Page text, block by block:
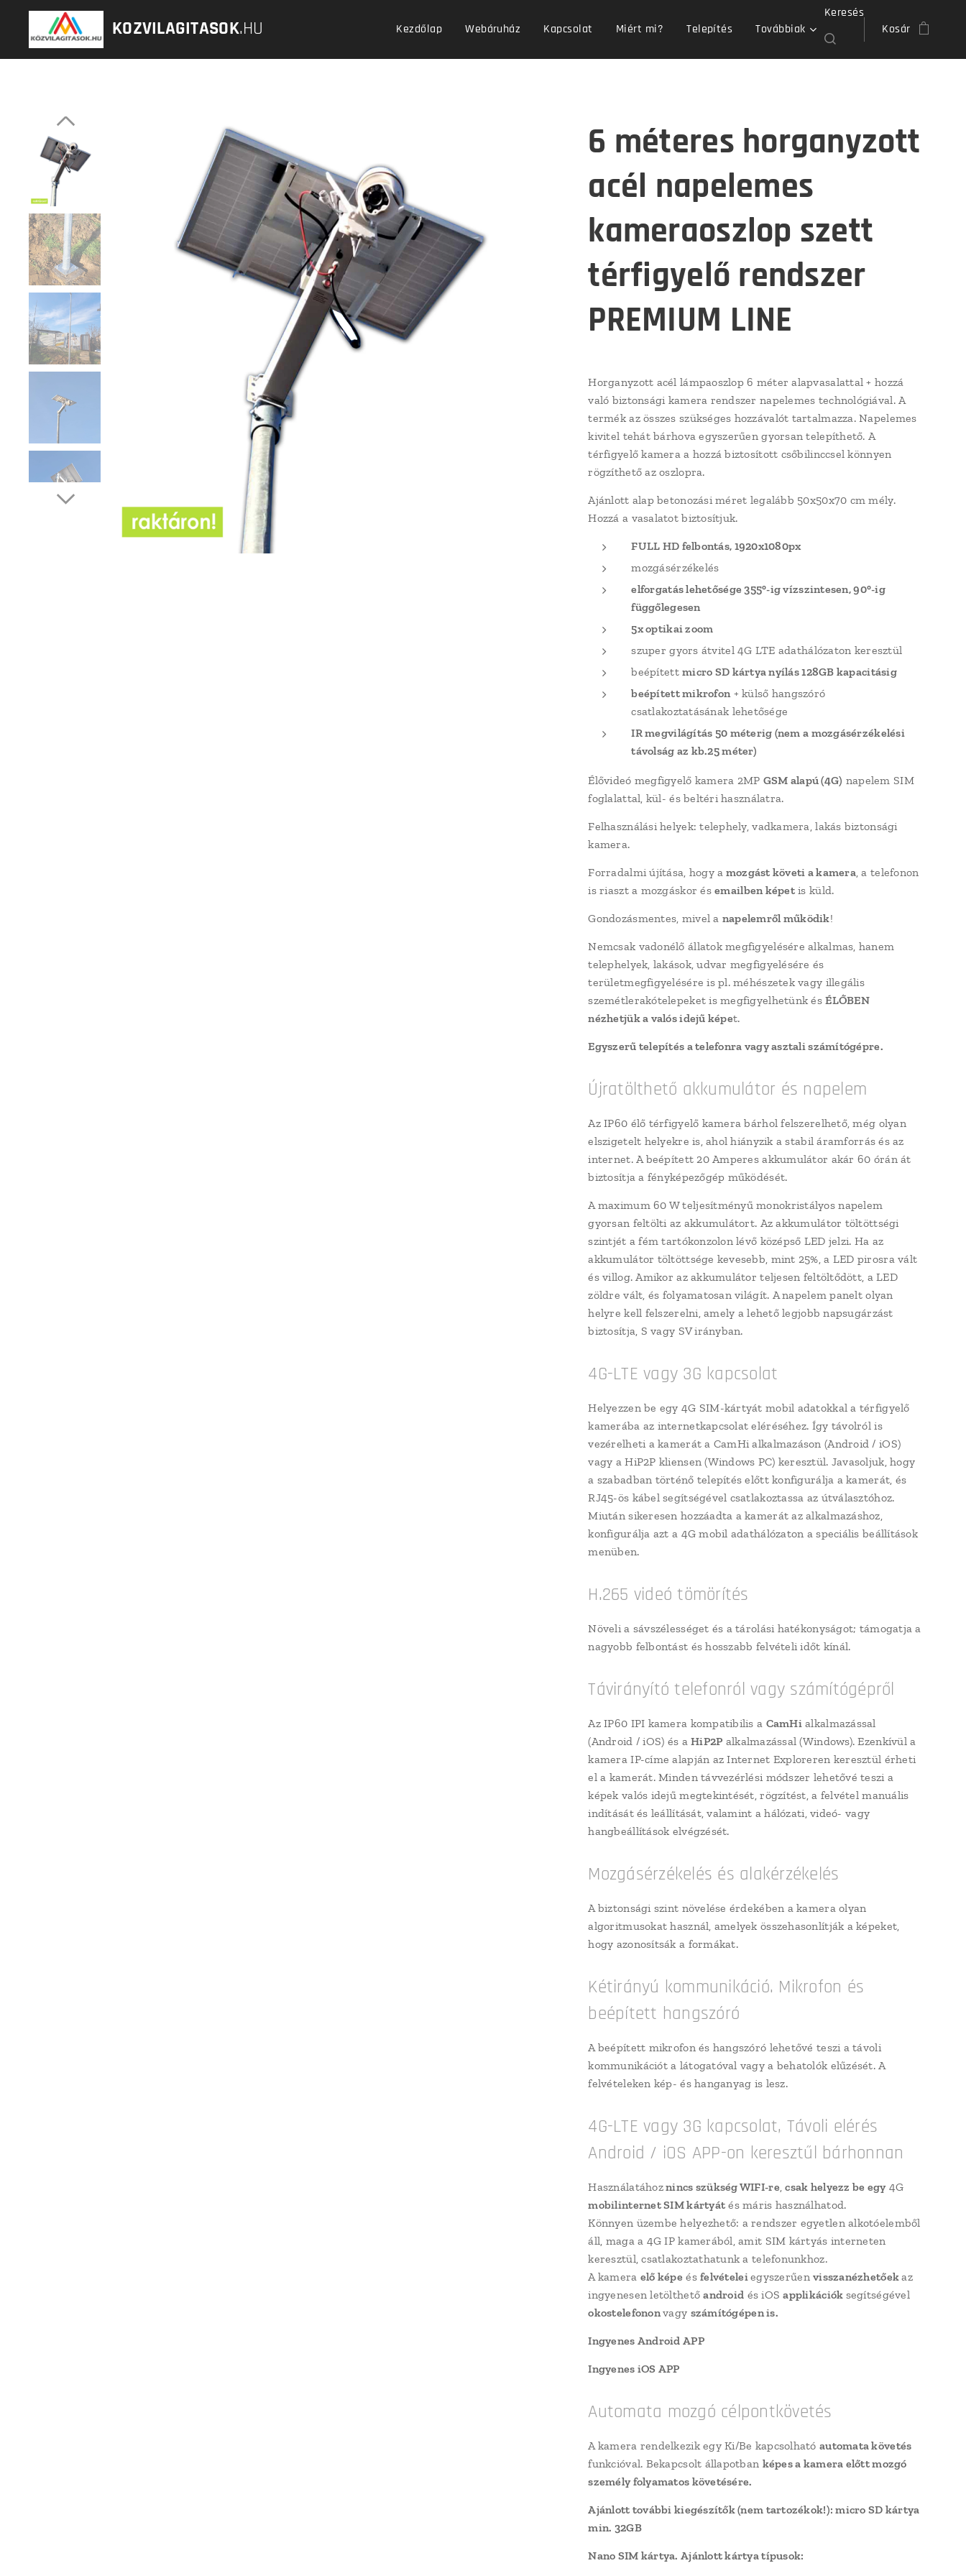
KOZVILAGITASOK.HU Kezdőlap Webáruház Kapcsolat Miért mi? Telepítés Továbbiak
Keresés
Kosár
6 méteres horganyzott
acél napelemes
kameraoszlop szett
térfigyelő rendszer
PREMIUM LINE
Horganyzott acél lámpaoszlop 6 méter alapvasalattal + hozzá
való biztonsági kamera rendszer napelemes technológiával. A
termék az összes szükséges hozzávalót tartalmazza. Napelemes
kivitel tehát bárhova egyszerűen gyorsan telepíthető. A
térfigyelő kamera a hozzá biztosított csőbilinccsel könnyen
rögzíthető az oszlopra.
Ajánlott alap betonozási méret legalább 50x50x70 cm mély.
Hozzá a vasalatot biztosítjuk.
FULL HD felbontás, 1920x1080px
mozgásérzékelés
elforgatás lehetősége 355°-ig vízszintesen, 90°-ig
függőlegesen
5x optikai zoom
szuper gyors átvitel 4G LTE adathálózaton keresztül
beépítettmicro SD kártya nyílás128GB kapacitásig
beépített mikrofon+ külső hangszóró
csatlakoztatásának lehetősége
IR megvilágítás 50 méterig (nem a mozgásérzékelési
távolság az kb.25 méter)
Élővideó megfigyelő kamera 2MP GSM alapú (4G) napelem SIM
foglalattal, kül- és beltéri használatra.
Felhasználási helyek: telephely, vadkamera, lakás biztonsági
kamera.
Forradalmi újítása, hogy a mozgást követi a kamera, a telefonon
is riaszt a mozgáskor ésemailben képetis küld.
Gondozásmentes, mivel a napelemről működik!
Nemcsak vadonélő állatok megfigyelésére alkalmas, hanem
telephelyek, lakások, udvar megfigyelésére és
területmegfigyelésére is pl. méhészetek vagy illegális
szemétlerakótelepeket is megfigyelhetünk ésÉLŐBEN
nézhetjük a valós idejű képet.
Egyszerű telepítés a telefonra vagy asztali számítógépre.
Újratölthető akkumulátor és napelem
Az IP60 élő térfigyelő kamera bárhol felszerelhető, még olyan
elszigetelt helyekre is, ahol hiányzik a stabil áramforrás és az
internet. A beépített 20 Amperes akkumulátor akár 60 órán át
biztosítja a fényképezőgép működését.
A maximum 60 W teljesítményű monokristályos napelem
gyorsan feltölti az akkumulátort. Az akkumulátor töltöttségi
szintjét a fém tartókonzolon lévő középső LED jelzi. Ha az
akkumulátor töltöttsége kevesebb, mint 25%, a LED pirosra vált
és villog. Amikor az akkumulátor teljesen feltöltődött, a LED
zöldre vált, és folyamatosan világít. A napelem panelt olyan
helyre kell felszerelni, amely a lehető legjobb napsugárzást
biztosítja, S vagy SV irányban.
4G-LTE vagy 3G kapcsolat
Helyezzen be egy 4G SIM-kártyát mobil adatokkal a térfigyelő
kamerába az internetkapcsolat eléréséhez. Így távolról is
vezérelheti a kamerát a CamHi alkalmazáson (Android / iOS)
vagy a HiP2P kliensen (Windows PC) keresztül. Javasoljuk, hogy
a szabadban történő telepítés előtt konfigurálja a kamerát, és
RJ45-ös kábel segítségével csatlakoztassa az útválasztóhoz.
Miután sikeresen hozzáadta a kamerát az alkalmazáshoz,
konfigurálja azt a 4G mobil adathálózaton a speciális beállítások
menüben.
H.265 videó tömörítés
Növeli a sávszélességet és a tárolási hatékonyságot; támogatja a
nagyobb felbontást és hosszabb felvételi időt kínál.
Távirányító telefonról vagy számítógépről
Az IP60 IPI kamera kompatibilis a CamHialkalmazással
(Android / iOS) és aHiP2P alkalmazással (Windows). Ezenkívül a
kamera IP-címe alapján az Internet Exploreren keresztül érheti
el a kamerát. Minden távvezérlési módszer lehetővé teszi a
képek valós idejű megtekintését, rögzítést, a felvétel manuális
indítását és leállítását, valamint a hálózati, videó- ​​vagy
hangbeállítások elvégzését.
Mozgásérzékelés és alakérzékelés
A biztonsági szint növelése érdekében a kamera olyan
algoritmusokat használ, amelyek összehasonlítják a képeket,
hogy azonosítsák a formákat.
Kétirányú kommunikáció. Mikrofon és
beépített hangszóró
A beépített mikrofon és hangszóró lehetővé teszi a távoli
kommunikációt a látogatóval vagy a behatolók elűzését. A
felvételeken kép- és hanganyag is lesz.
4G-LTE vagy 3G kapcsolat, Távoli elérés
Android / iOS APP-on keresztűl bárhonnan
Használatáhoznincs szükség WIFI-re,csak helyezz be egy4G
mobilinternet SIM kártyát és máris használhatod.
Könnyen üzembe helyezhető: a rendszer egyetlen alkotóelemből
áll, maga a 4G IP kamerából, amit SIM kártyás interneten
keresztül, csatlakoztathatunk a telefonunkhoz.
A kamera elő képe ésfelvételeiegyszerűenvisszanézhetőekaz
ingyenesen letölthetőandroid és iOSapplikációk segítségével
okostelefononvagy számítógépen is.
Ingyenes Android APP
Ingyenes iOS APP
Automata mozgó célpontkövetés
A kamera rendelkezik egy Ki/Be kapcsolhatóautomata követés
funkcióval. Bekapcsolt állapotban képes a kamera előtt mozgó
személy folyamatos követésére.
Ajánlott további kiegészítők (nem tartozékok!): micro SD kártya
min. 32GB
Nano SIM kártya. Ajánlott kártya típusok: